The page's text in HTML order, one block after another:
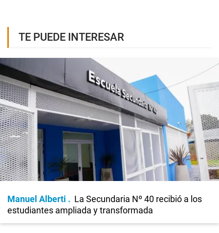
TE PUEDE INTERESAR
Manuel Alberti
La Secundaria Nº 40 recibió a los
estudiantes ampliada y transformada